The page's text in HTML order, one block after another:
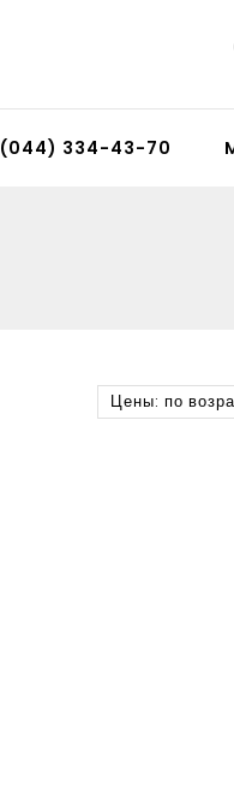
(044) 334-43-70
Цены: по